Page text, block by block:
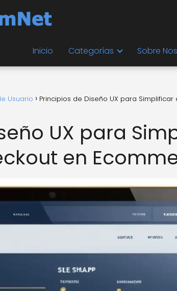
Inicio Categorías Sobre
Usuario
Principios de Diseño UX para
UX para
en